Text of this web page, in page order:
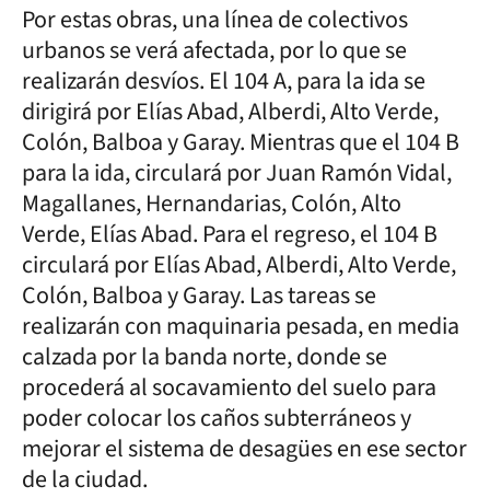
Por estas obras, una línea de colectivos
urbanos se verá afectada, por lo que se
realizarán desvíos. El 104 A, para la ida se
dirigirá por Elías Abad, Alberdi, Alto Verde,
Colón, Balboa y Garay. Mientras que el 104 B
para la ida, circulará por Juan Ramón Vidal,
Magallanes, Hernandarias, Colón, Alto
Verde, Elías Abad. Para el regreso, el 104 B
circulará por Elías Abad, Alberdi, Alto Verde,
Colón, Balboa y Garay. Las tareas se
realizarán con maquinaria pesada, en media
calzada por la banda norte, donde se
procederá al socavamiento del suelo para
poder colocar los caños subterráneos y
mejorar el sistema de desagües en ese sector
de la ciudad.